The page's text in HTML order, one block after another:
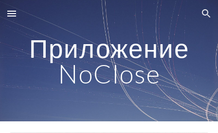
Skip to main content Skip to navigation
Приложение
NoClose